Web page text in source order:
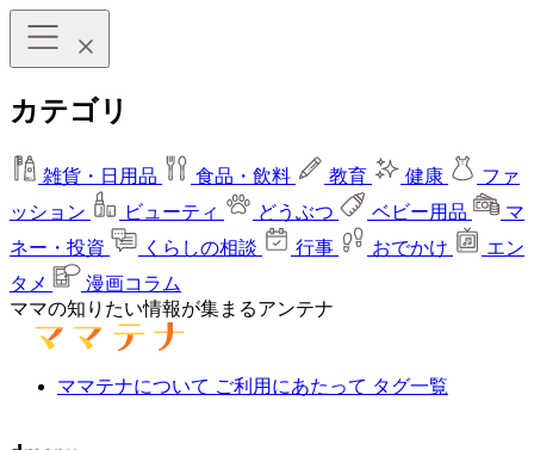
カテゴリ
雑貨・日用品 食品・飲料 教育 健康
ファ
ッション
ビューティ どうぶつ ベビー用品
マ
ネー・投資
くらしの相談 行事 おでかけ
エン
タメ
漫画コラム
ママの知りたい情報が集まるアンテナ
ママテナについて ご利用にあたって タグ一覧